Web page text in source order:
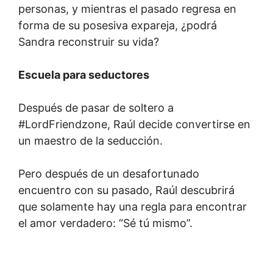
personas, y mientras el pasado regresa en
forma de su posesiva expareja, ¿podrá
Sandra reconstruir su vida?
Escuela para seductores
Después de pasar de soltero a
#LordFriendzone, Raúl decide convertirse en
un maestro de la seducción.
Pero después de un desafortunado
encuentro con su pasado, Raúl descubrirá
que solamente hay una regla para encontrar
el amor verdadero: “Sé tú mismo”.